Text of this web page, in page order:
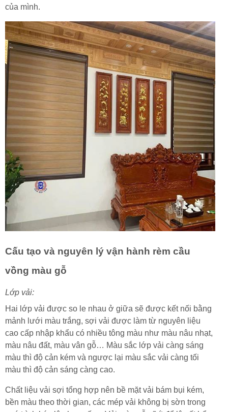
của mình.
Cấu tạo và nguyên lý vận hành rèm cầu
vồng màu gỗ
Lớp vải:
Hai lớp vải được so le nhau ở giữa sẽ được kết nối bằng
mảnh lưới màu trắng, sợi vải được làm từ nguyên liệu
cao cấp nhập khẩu có nhiều tông màu như màu nâu nhạt,
màu nâu đất, màu vân gỗ… Màu sắc lớp vải càng sáng
màu thì độ cản kém và ngược lại màu sắc vải càng tối
màu thì độ cản sáng càng cao.
Chất liệu vải sợi tổng hợp nên bề mặt vải bám bụi kém,
bền màu theo thời gian, các mép vải không bị sờn trong